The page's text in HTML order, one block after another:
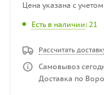
Цена указана с
Есть в наличии: 21
Рассчитать
Самовывоз
Доставка по